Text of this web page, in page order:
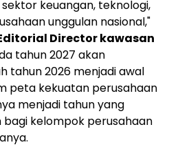
keuangan, teknologi,
unggulan nasional,"
Director kawasan
tahun 2027 akan
tahun 2026 menjadi awal
peta kekuatan perusahaan
menjadi tahun yang
kelompok perusahaan